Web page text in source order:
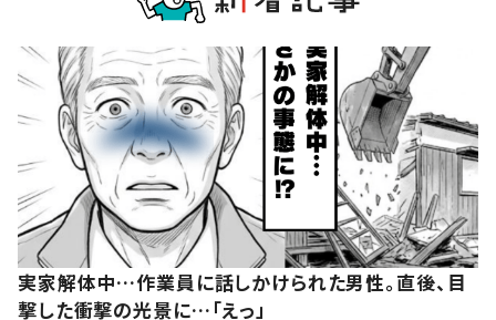
実家解体中…作業員に話しかけられた男性。直後、目
撃した衝撃の光景に…「えっ」